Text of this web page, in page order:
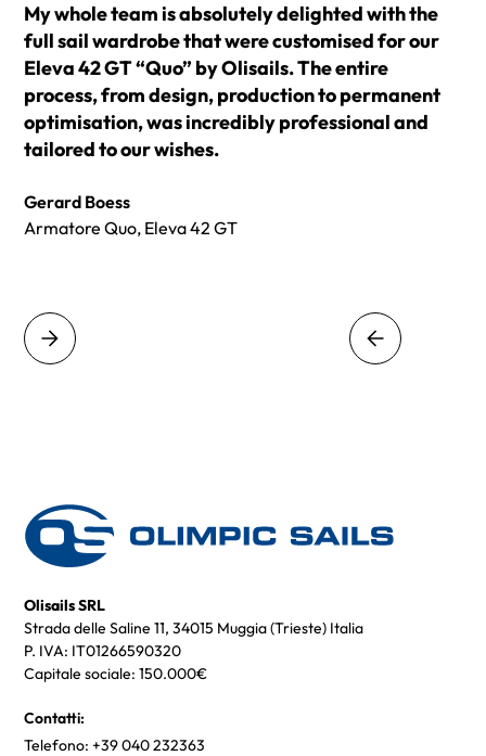
My whole team is absolutely delighted with the
full sail wardrobe that were customised for our
Eleva 42 GT “Quo” by Olisails. The entire
process, from design, production to permanent
optimisation, was incredibly professional and
tailored to our wishes.
Gerard Boess
Armatore Quo, Eleva 42 GT
Olisails SRL
Strada delle Saline 11, 34015 Muggia (Trieste) Italia
P. IVA: IT01266590320
Capitale sociale: 150.000€
Contatti:
Telefono: +39 040 232363